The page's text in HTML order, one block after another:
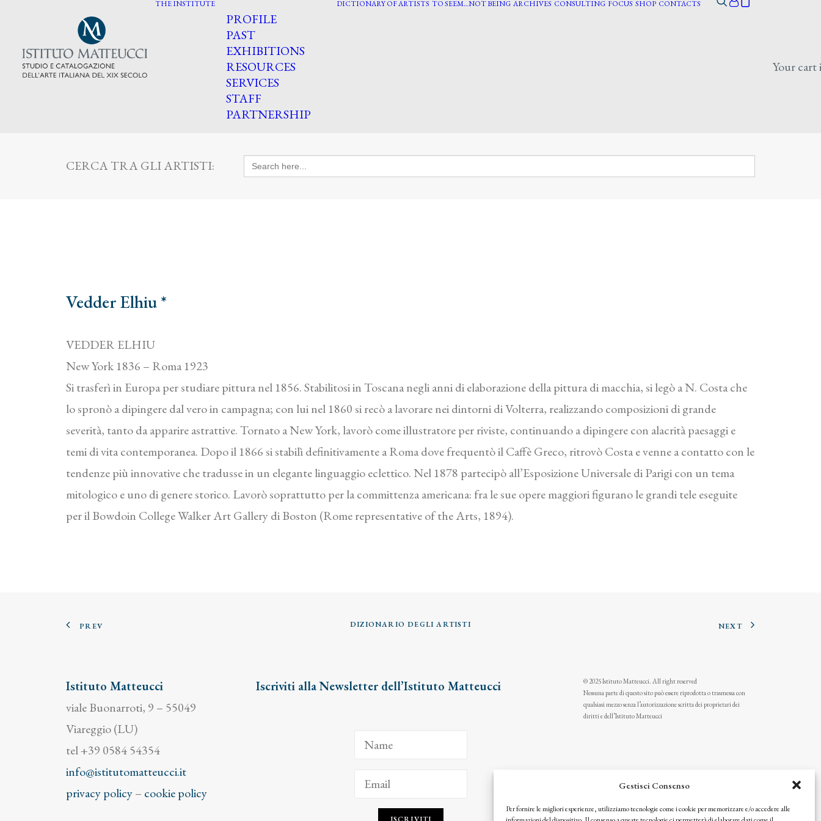
Gestisci Consenso
Per fornire le migliori esperienze, utilizziamo tecnologie come i cookie per memorizzare e/o accedere alle
THE INSTITUTE
PROFILE
PAST
EXHIBITIONS
RESOURCES
SERVICES
STAFF
PARTNERSHIP
DICTIONARY OF ARTISTS TO SEEM…NOT BEING ARCHIVES CONSULTING FOCUS SHOP CONTACTS
Your cart
CERCA TRA GLI ARTISTI: Search
for:
Vedder Elhiu *
VEDDER ELHIU
New York 1836 – Roma 1923
Si trasferì in Europa per studiare pittura nel 1856. Stabilitosi in Toscana negli anni di elaborazione della pittura di macchia, si legò a N. Costa che
lo spronò a dipingere dal vero in campagna; con lui nel 1860 si recò a lavorare nei dintorni di Volterra, realizzando composizioni di grande
severità, tanto da apparire astrattive. Tornato a New York, lavorò come illustratore per riviste, continuando a dipingere con alacrità paesaggi e
temi di vita contemporanea. Dopo il 1866 si stabilì definitivamente a Roma dove frequentò il Caffè Greco, ritrovò Costa e venne a contatto con le
tendenze più innovative che tradusse in un elegante linguaggio eclettico. Nel 1878 partecipò all’Esposizione Universale di Parigi con un tema
mitologico e uno di genere storico. Lavorò soprattutto per la committenza americana: fra le sue opere maggiori figurano le grandi tele eseguite
per il Bowdoin College Walker Art Gallery di Boston (Rome representative of the Arts, 1894).
PREV DIZIONARIO DEGLI ARTISTI NEXT
Istituto Matteucci
viale Buonarroti, 9 – 55049
Viareggio (LU)
tel +39 0584 54354
info@istitutomatteucci.it
privacy policy– cookie policy
Iscriviti alla Newsletter dell’Istituto Matteucci
© 2025 Istituto Matteucci. All right reserved
Nessuna parte di questo sito può essere riprodotta o trasmessa con
qualsiasi mezzo senza l’autorizzazione scritta dei proprietari dei
diritti e dell’Istituto Matteucci